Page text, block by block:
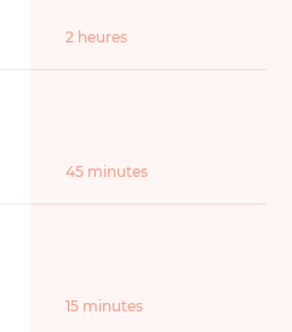
2 heures
45 minutes
15 minutes